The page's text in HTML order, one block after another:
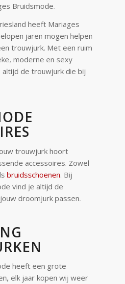
Bruidsmode.
heeft Mariages
jaren mogen helpen
trouwjurk. Met een ruim
moderne en sexy
de trouwjurk die bij
trouwjurk hoort
accessoires. Zowel
bruidsschoenen. Bij
vind je altijd de
droomjurk passen.
heeft een grote
elk jaar kopen wij weer